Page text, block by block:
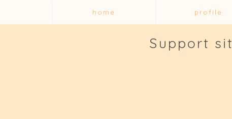
home profile
Support